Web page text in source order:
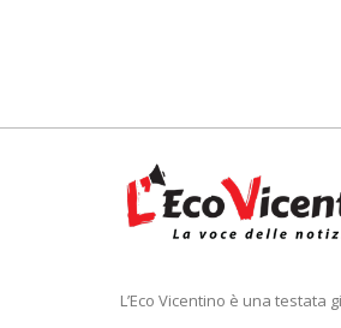
L’Eco Vicentino è una testata